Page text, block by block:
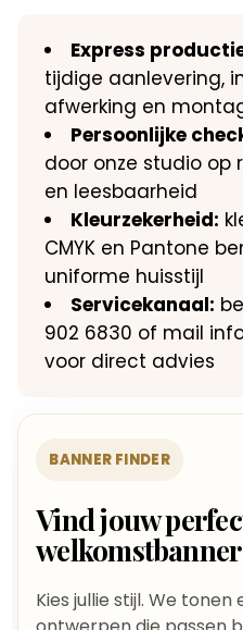
Express
tijdige aanlevering,
afwerking en
Persoonlijke
door onze studio op
en leesbaarheid
Kleurzekerheid:
CMYK en Pantone
uniforme huisstijl
Servicekanaal:
902 6830 of mail
voor direct advies
BANNER FINDER
Vind jouw
welkomstbanner
Kies jullie stijl. We